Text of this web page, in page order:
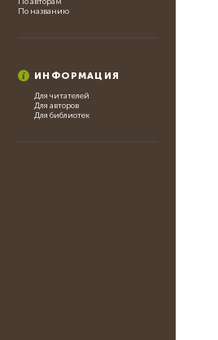
По названию
ИНФОРМАЦИЯ
Для читателей
Для авторов
Для библиотек